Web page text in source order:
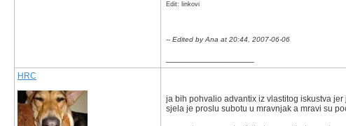
Edit: linkovi
-- Edited by Ana at 20:44, 2007-06-06
HRC
ja bih pohvalio advantix iz vlastitog iskustva
sjela je proslu subotu u mravnjak a mravi su